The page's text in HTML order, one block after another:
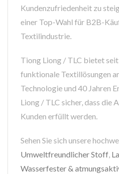
Kundenzufriedenheit zu
einer Top-Wahl für B2B-
Textilindustrie.
Tiong Liong / TLC bietet
funktionale Textillösungen
Technologie und 40 Jahren
Liong / TLC sicher, dass die
Kunden erfüllt werden.
Sehen Sie sich unsere
Umweltfreundlicher Stoff,
Wasserfester &